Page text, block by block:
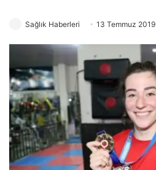
Sağlık Haberleri 13 Temmuz 2019